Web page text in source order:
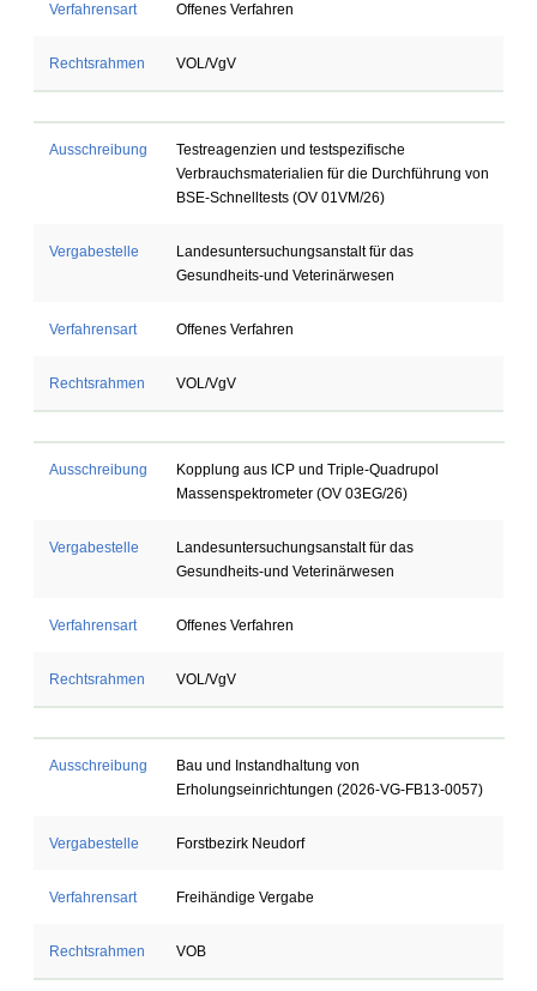
Verfahrensart Offenes Verfahren
Rechtsrahmen VOL/VgV
Ausschreibung
Testreagenzien und testspezifische
Verbrauchsmaterialien für die Durchführung von
BSE-Schnelltests (OV 01VM/26)
Vergabestelle
Landesuntersuchungsanstalt für das
Gesundheits-und Veterinärwesen
Verfahrensart Offenes Verfahren
Rechtsrahmen VOL/VgV
Ausschreibung
Kopplung aus ICP und Triple-Quadrupol
Massenspektrometer (OV 03EG/26)
Vergabestelle
Landesuntersuchungsanstalt für das
Gesundheits-und Veterinärwesen
Verfahrensart Offenes Verfahren
Rechtsrahmen VOL/VgV
Ausschreibung
Bau und Instandhaltung von
Erholungseinrichtungen (2026-VG-FB13-0057)
Vergabestelle Forstbezirk Neudorf
Verfahrensart Freihändige Vergabe
Rechtsrahmen VOB